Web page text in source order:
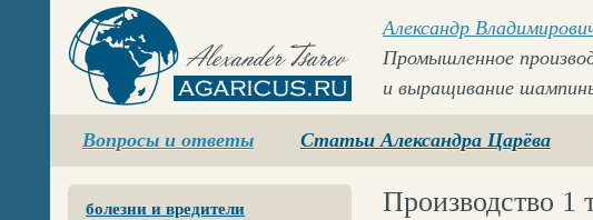
Agaricus.ru
Александр
Промышленное
и выращивание
Вопросы и ответы Статьи Александра Царёва
болезни и вредители
Производство 1